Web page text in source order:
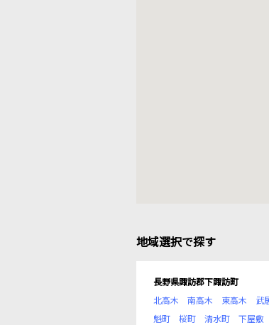
地域選択で探す
長野県諏訪郡下諏訪町
北高木
南高木 東高木 武
魁町
桜町 清水町 下屋敷